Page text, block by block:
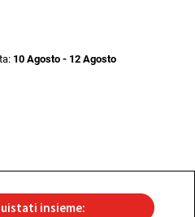
10 Agosto - 12 Agosto
insieme: